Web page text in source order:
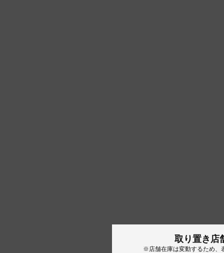
取り置き店
※店舗在庫は変動するため、